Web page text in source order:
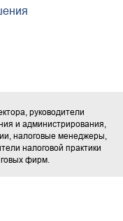
руководители
и администрирования,
налоговые менеджеры,
налоговой практики
фирм.